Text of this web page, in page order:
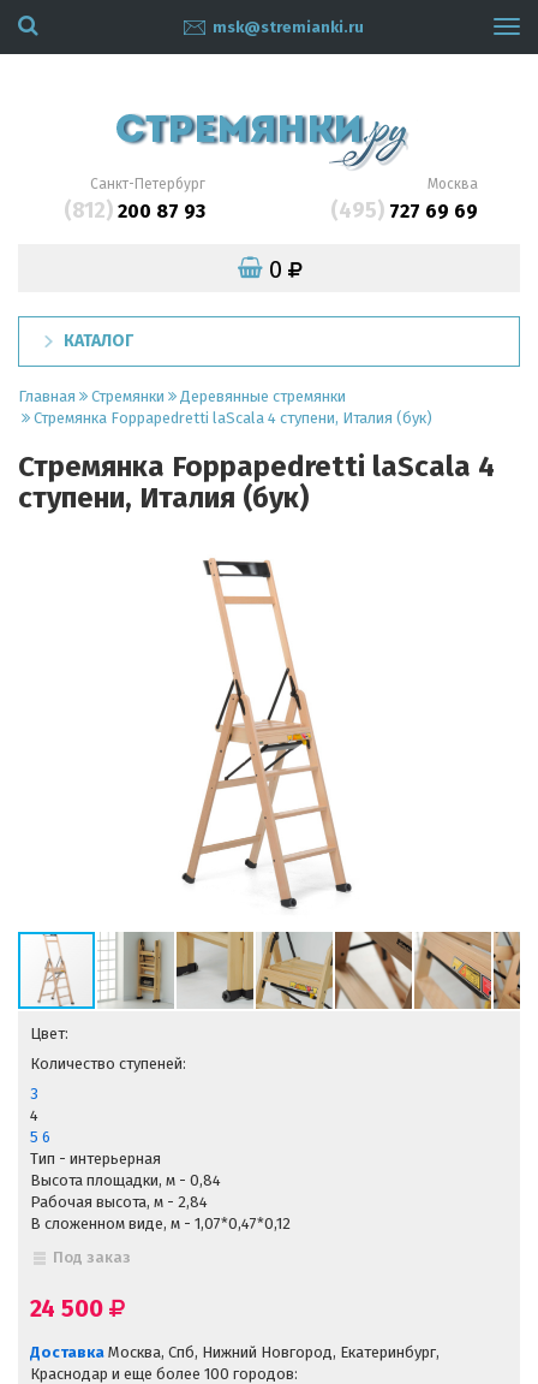
msk@stremianki.ru
Санкт-Петербург
(812) 200 87 93
Москва
(495)727 69 69
0
КАТАЛОГ
Главная Стремянки
Деревянные стремянки
Стремянка Foppapedretti laScala 4 ступени, Италия (бук)
Стремянка Foppapedretti laScala 4
ступени, Италия (бук)
Цвет:
Количество ступеней:
3
4
5 6
Тип - интерьерная
Высота площадки, м - 0,84
Рабочая высота, м - 2,84
В сложенном виде, м - 1,07*0,47*0,12
Под заказ
24 500
Доставка Москва, Спб, Нижний Новгород, Екатеринбург,
Краснодар и еще более 100 городов: